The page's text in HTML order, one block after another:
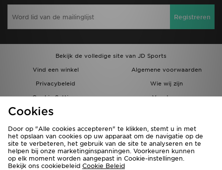
Registreren
Bekijk de volledige site van JD Sports
Vind een winkel
Algemene voorwaarden
Privacybeleid
Wie wij zijn
Cookie Settings
Vacatures
Bestellingen en Levering
Cookies
Door op "Alle cookies accepteren" te klikken, stemt u in met
het opslaan van cookies op uw apparaat om de navigatie op de
site te verbeteren, het gebruik van de site te analyseren en te
helpen bij onze marketinginspanningen. Voorkeuren kunnen
op elk moment worden aangepast in Cookie-instellingen.
Bekijk ons cookiebeleid Cookie Beleid